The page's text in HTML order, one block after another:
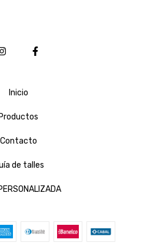
Inicio
Productos
Contacto
de talles